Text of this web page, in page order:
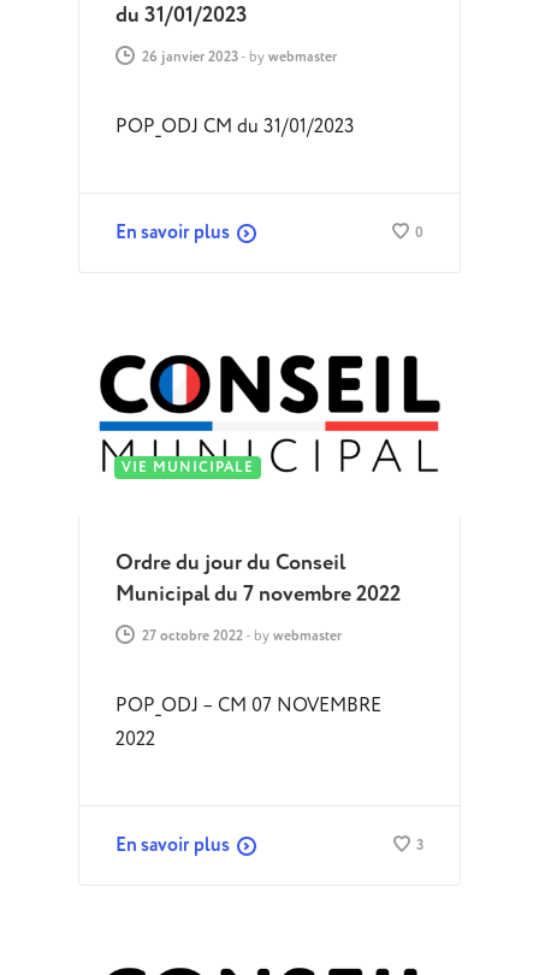
du 31/01/2023
26 janvier 2023- by webmaster
POP_ODJ CM du 31/01/2023
En savoir plus 0
VIE MUNICIPALE
Ordre du jour du Conseil
Municipal du 7 novembre 2022
27 octobre 2022- by webmaster
POP_ODJ – CM 07 NOVEMBRE
2022
En savoir plus 3